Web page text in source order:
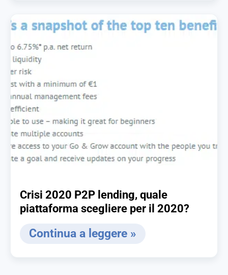
Crisi 2020 P2P lending, quale
piattaforma scegliere per il 2020?
Continua a leggere »